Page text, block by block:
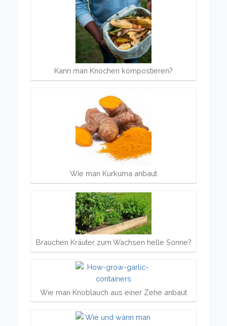
Kann man Knochen kompostieren?
Wie man Kurkuma anbaut
Brauchen Kräuter zum Wachsen helle Sonne?
Wie man Knoblauch aus einer Zehe anbaut